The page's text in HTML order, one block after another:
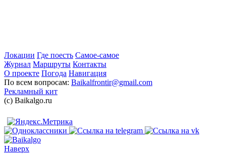
Локации Где поесть Самое-самое
Журнал Маршруты Контакты
О проекте Погода Навигация
По всем вопросам: Baikalfrontir@gmail.com
Рекламный кит
(с) Baikalgo.ru
Наверх